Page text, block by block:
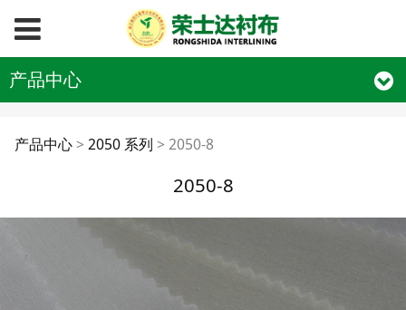
产品中心
2050-8
产品中心> 2050 系列 > 2050-8
2050-8